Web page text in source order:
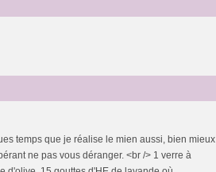
temps que je réalise le mien aussi, bien mieux
ne pas vous déranger. <br /> 1 verre à